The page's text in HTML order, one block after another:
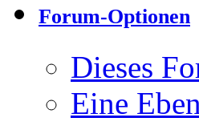
Forum-Optionen
Dieses
Eine